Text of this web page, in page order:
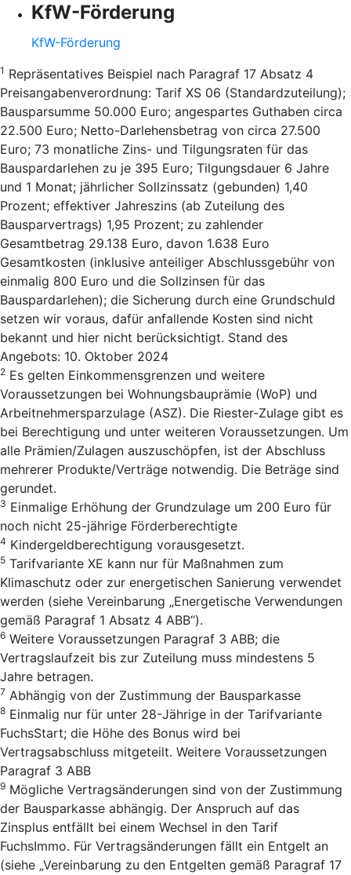
KfW-Förderung
KfW-Förderung
1 Repräsentatives Beispiel nach Paragraf 17 Absatz 4
Preisangabenverordnung: Tarif XS 06 (Standardzuteilung);
Bausparsumme 50.000 Euro; angespartes Guthaben circa
22.500 Euro; Netto-Darlehensbetrag von circa 27.500
Euro; 73 monatliche Zins- und Tilgungsraten für das
Bauspardarlehen zu je 395 Euro; Tilgungsdauer 6 Jahre
und 1 Monat; jährlicher Sollzinssatz (gebunden) 1,40
Prozent; effektiver Jahreszins (ab Zuteilung des
Bausparvertrags) 1,95 Prozent; zu zahlender
Gesamtbetrag 29.138 Euro, davon 1.638 Euro
Gesamtkosten (inklusive anteiliger Abschlussgebühr von
einmalig 800 Euro und die Sollzinsen für das
Bauspardarlehen); die Sicherung durch eine Grundschuld
setzen wir voraus, dafür anfallende Kosten sind nicht
bekannt und hier nicht berücksichtigt. Stand des
Angebots: 10. Oktober 2024
2 Es gelten Einkommensgrenzen und weitere
Voraussetzungen bei Wohnungsbauprämie (WoP) und
Arbeitnehmersparzulage (ASZ). Die Riester-Zulage gibt es
bei Berechtigung und unter weiteren Voraussetzungen. Um
alle Prämien/Zulagen auszuschöpfen, ist der Abschluss
mehrerer Produkte/Verträge notwendig. Die Beträge sind
gerundet.
3 Einmalige Erhöhung der Grundzulage um 200 Euro für
noch nicht 25-jährige Förderberechtigte
4 Kindergeldberechtigung vorausgesetzt.
5 Tarifvariante XE kann nur für Maßnahmen zum
Klimaschutz oder zur energetischen Sanierung verwendet
werden (siehe Vereinbarung „Energetische Verwendungen
gemäß Paragraf 1 Absatz 4 ABB“).
6 Weitere Voraussetzungen Paragraf 3 ABB; die
Vertragslaufzeit bis zur Zuteilung muss mindestens 5
Jahre betragen.
7 Abhängig von der Zustimmung der Bausparkasse
8 Einmalig nur für unter 28-Jährige in der Tarifvariante
FuchsStart; die Höhe des Bonus wird bei
Vertragsabschluss mitgeteilt. Weitere Voraussetzungen
Paragraf 3 ABB
9 Mögliche Vertragsänderungen sind von der Zustimmung
der Bausparkasse abhängig. Der Anspruch auf das
Zinsplus entfällt bei einem Wechsel in den Tarif
FuchsImmo. Für Vertragsänderungen fällt ein Entgelt an
(siehe „Vereinbarung zu den Entgelten gemäß Paragraf 17